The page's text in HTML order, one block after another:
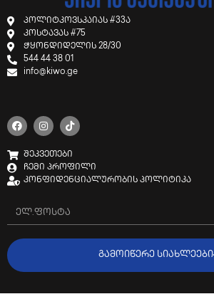
პოლიტკოვსკაიას #33ა
კოსტავას #75
ჭყონდიდელის 28/30
544 44 38 01
info@kiwo.ge
შეკვეთები
ჩემი პროფილი
კონფიდენციალურობის პოლიტიკა
ᲒᲐᲛᲝᲘᲬᲔᲠᲔ ᲡᲘᲐᲮᲚᲔᲔᲑᲘ